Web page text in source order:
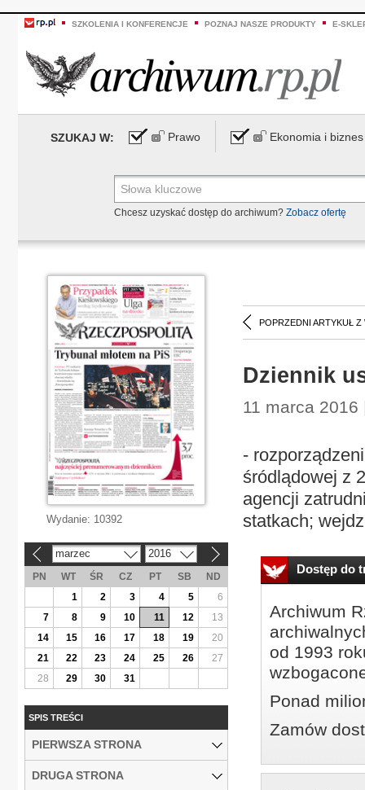
SZKOLENIA I KONFERENCJE POZNAJ NASZE PRODUKTY E-
SZUKAJ W: Prawo Ekonomia i biznes
Chcesz uzyskać dostęp do archiwum? Zobacz ofertę
POPRZEDNI ARTYKUŁ Z
Dziennik
11 marca 2016
-
śródlądowej z
agencji
statkach;
Dostęp do
Archiwum
od 1993
Ponad
Zamów
Wydanie: 10392
marzec 2016
PN WT ŚR CZ PT SB
ND
1
2 3 4 5
6
7
8 9 10 11 12
13
14
15 16 17 18 19
20
21
22 23 24 25 26
27
28
29 30 31
SPIS TREŚCI
PIERWSZA STRONA
DRUGA STRONA